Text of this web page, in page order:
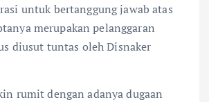
untuk bertanggung jawab atas
merupakan pelanggaran
diusut tuntas oleh Disnaker
rumit dengan adanya dugaan